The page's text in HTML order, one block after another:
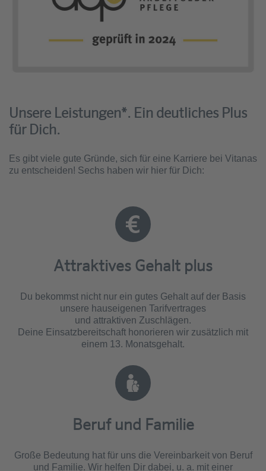
Unsere Leistungen*. Ein deutliches Plus
für Dich.
Es gibt viele gute Gründe, sich für eine Karriere bei Vitanas
zu entscheiden! Sechs haben wir hier für Dich:
Attraktives Gehalt plus
Du bekommst nicht nur ein gutes Gehalt auf der Basis
unsere hauseigenen Tarifvertrages
und attraktiven Zuschlägen.
Deine Einsatzbereitschaft honorieren wir zusätzlich mit
einem 13. Monatsgehalt.
Beruf und Familie
Große Bedeutung hat für uns die Vereinbarkeit von Beruf
und Familie. Wir helfen Dir dabei, u. a. mit einer